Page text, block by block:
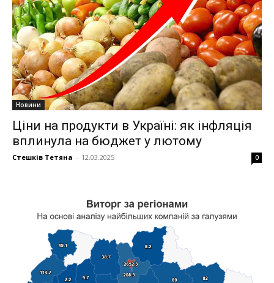
Новини
Ціни на продукти в Україні: як інфляція
вплинула на бюджет у лютому
Стешків Тетяна - 12.03.2025 0